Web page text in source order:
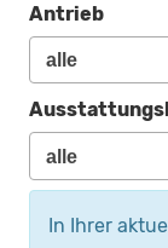
Antrieb
In Ihrer